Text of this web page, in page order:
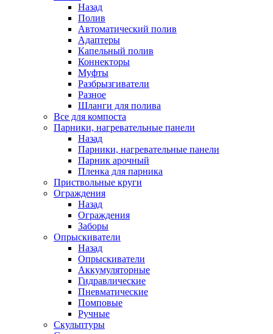
Назад
Полив
Автоматический полив
Адаптеры
Капельный полив
Коннекторы
Муфты
Разбрызгиватели
Разное
Шланги для полива
Все для компоста
Парники, нагревательные панели
Назад
Парники, нагревательные панели
Парник арочный
Пленка для парника
Приствольные круги
Ограждения
Назад
Ограждения
Заборы
Опрыскиватели
Назад
Опрыскиватели
Аккумуляторные
Гидравлические
Пневматические
Помповые
Ручные
Скульптуры